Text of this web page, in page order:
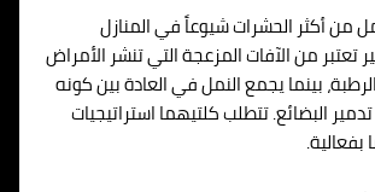
من أكثر الحشرات شيوعاً في المنازل
تعتبر من الآفات المزعجة التي تنشر الأمراض
بينما يجمع النمل في العادة بين كونه
البضائع. تتطلب كلتيهما استراتيجيات